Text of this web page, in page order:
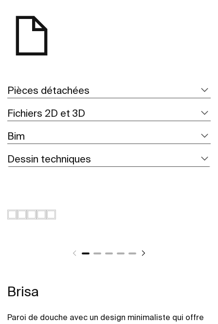
Pièces détachées
Fichiers 2D et 3D
Bim
Dessin techniques
Brisa
Paroi de douche avec un design minimaliste qui offre